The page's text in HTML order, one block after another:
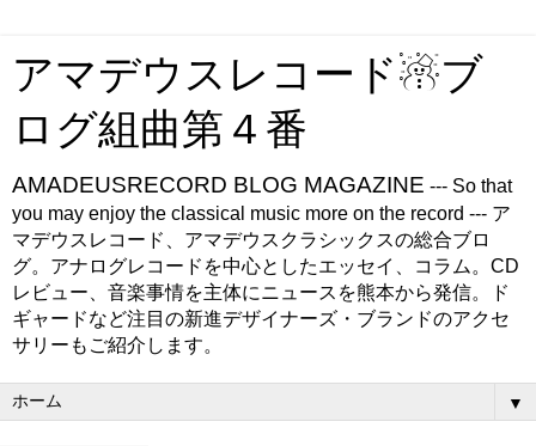
アマデウスレコード☃ブ
ログ組曲第４番
AMADEUSRECORD BLOG MAGAZINE --- So that
you may enjoy the classical music more on the record --- ア
マデウスレコード、アマデウスクラシックスの総合ブロ
グ。アナログレコードを中心としたエッセイ、コラム。CD
レビュー、音楽事情を主体にニュースを熊本から発信。ド
ギャードなど注目の新進デザイナーズ・ブランドのアクセ
サリーもご紹介します。
▼